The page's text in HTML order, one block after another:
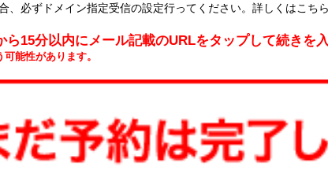
必ずドメイン指定受信の設定行ってください。詳しくはこちら
15分以内にメール記載のURLをタップして続きを
能性があります。